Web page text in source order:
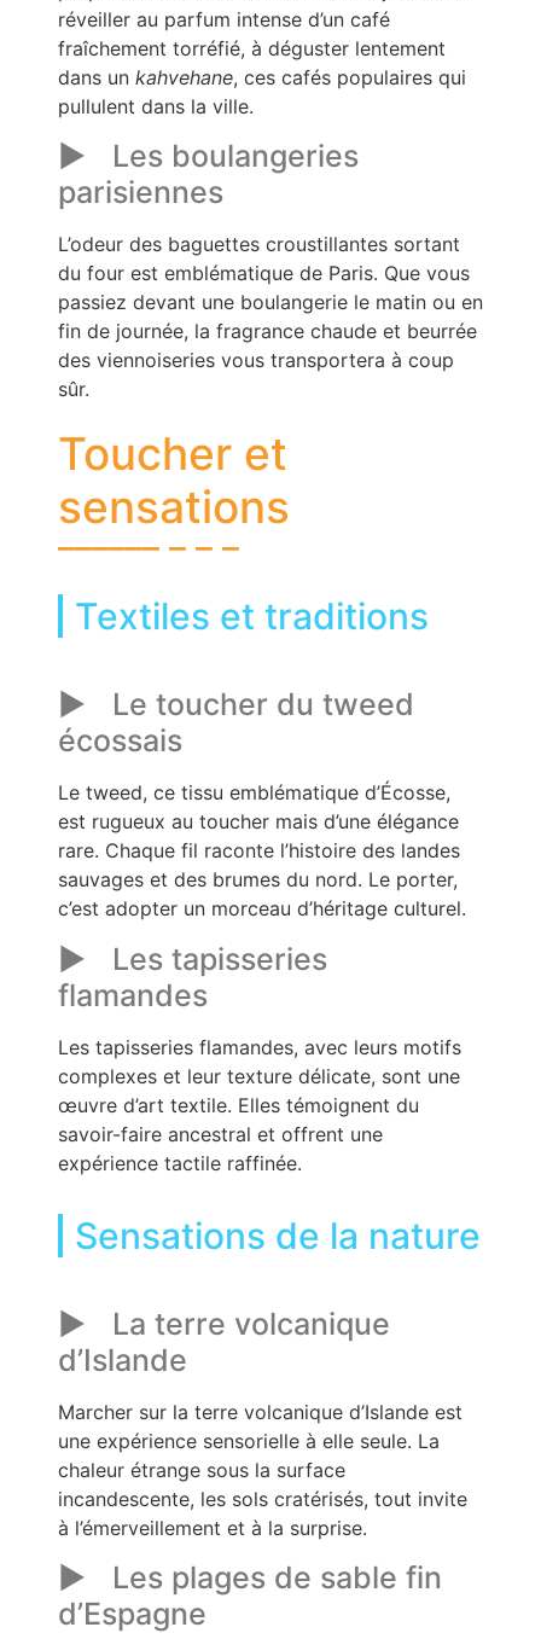
réveiller au parfum intense d’un café
fraîchement torréfié, à déguster lentement
dans un kahvehane, ces cafés populaires qui
pullulent dans la ville.
Les boulangeries
parisiennes
L’odeur des baguettes croustillantes sortant
du four est emblématique de Paris. Que vous
passiez devant une boulangerie le matin ou en
fin de journée, la fragrance chaude et beurrée
des viennoiseries vous transportera à coup
sûr.
Toucher et
sensations
Textiles et traditions
Le toucher du tweed
écossais
Le tweed, ce tissu emblématique d’Écosse,
est rugueux au toucher mais d’une élégance
rare. Chaque fil raconte l’histoire des landes
sauvages et des brumes du nord. Le porter,
c’est adopter un morceau d’héritage culturel.
Les tapisseries
flamandes
Les tapisseries flamandes, avec leurs motifs
complexes et leur texture délicate, sont une
œuvre d’art textile. Elles témoignent du
savoir-faire ancestral et offrent une
expérience tactile raffinée.
Sensations de la nature
La terre volcanique
d’Islande
Marcher sur la terre volcanique d’Islande est
une expérience sensorielle à elle seule. La
chaleur étrange sous la surface
incandescente, les sols cratérisés, tout invite
à l’émerveillement et à la surprise.
Les plages de sable fin
d’Espagne